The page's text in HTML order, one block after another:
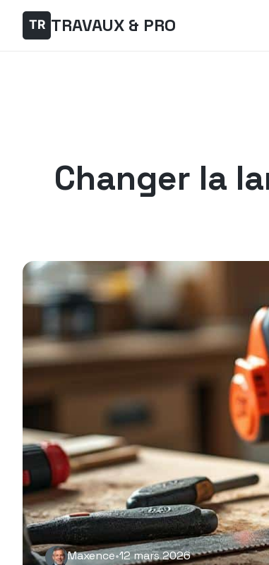
TRAVAUX & PRO
Changer la
Maxence•12 mars 2026